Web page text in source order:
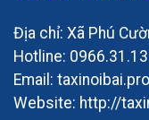
Địa chỉ: Xã Phú
Hotline:
Email:
Website: http://